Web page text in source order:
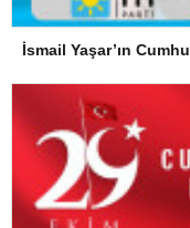
İsmail Yaşar’ın